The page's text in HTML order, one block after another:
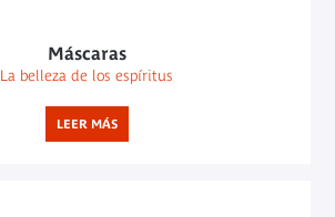
Máscaras
La belleza de los espíritus
LEER MÁS